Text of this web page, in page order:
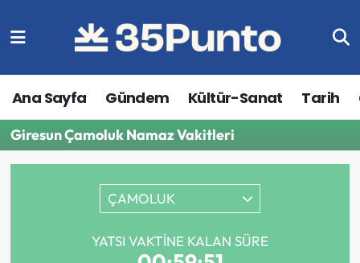
Ana Sayfa Gündem Kültür-Sanat Tarih
Giresun Çamoluk Namaz Vakitleri
ÇAMOLUK
YATSI VAKTINE KALAN SÜRE